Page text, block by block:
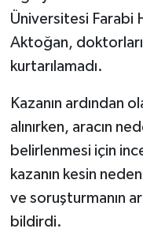
Üniversitesi Farabi
Aktoğan,
kurtarılamadı.
Kazanın ardından
alınırken, aracın
belirlenmesi için
kazanın kesin
ve soruşturmanın
bildirdi.